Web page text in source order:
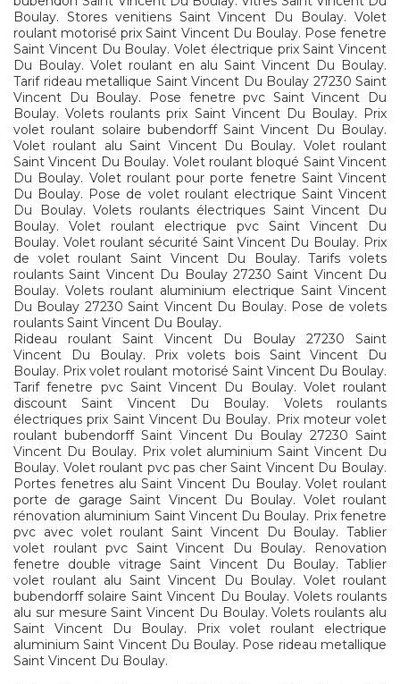
Boulay. Stores venitiens Saint Vincent Du Boulay. Volet
roulant motorisé prix Saint Vincent Du Boulay. Pose fenetre
Saint Vincent Du Boulay. Volet électrique prix Saint Vincent
Du Boulay. Volet roulant en alu Saint Vincent Du Boulay.
Tarif rideau metallique Saint Vincent Du Boulay 27230 Saint
Vincent Du Boulay. Pose fenetre pvc Saint Vincent Du
Boulay. Volets roulants prix Saint Vincent Du Boulay. Prix
volet roulant solaire bubendorff Saint Vincent Du Boulay.
Volet roulant alu Saint Vincent Du Boulay. Volet roulant
Saint Vincent Du Boulay. Volet roulant bloqué Saint Vincent
Du Boulay. Volet roulant pour porte fenetre Saint Vincent
Du Boulay. Pose de volet roulant electrique Saint Vincent
Du Boulay. Volets roulants électriques Saint Vincent Du
Boulay. Volet roulant electrique pvc Saint Vincent Du
Boulay. Volet roulant sécurité Saint Vincent Du Boulay. Prix
de volet roulant Saint Vincent Du Boulay. Tarifs volets
roulants Saint Vincent Du Boulay 27230 Saint Vincent Du
Boulay. Volets roulant aluminium electrique Saint Vincent
Du Boulay 27230 Saint Vincent Du Boulay. Pose de volets
roulants Saint Vincent Du Boulay.
Rideau roulant Saint Vincent Du Boulay 27230 Saint
Vincent Du Boulay. Prix volets bois Saint Vincent Du
Boulay. Prix volet roulant motorisé Saint Vincent Du Boulay.
Tarif fenetre pvc Saint Vincent Du Boulay. Volet roulant
discount Saint Vincent Du Boulay. Volets roulants
électriques prix Saint Vincent Du Boulay. Prix moteur volet
roulant bubendorff Saint Vincent Du Boulay 27230 Saint
Vincent Du Boulay. Prix volet aluminium Saint Vincent Du
Boulay. Volet roulant pvc pas cher Saint Vincent Du Boulay.
Portes fenetres alu Saint Vincent Du Boulay. Volet roulant
porte de garage Saint Vincent Du Boulay. Volet roulant
rénovation aluminium Saint Vincent Du Boulay. Prix fenetre
pvc avec volet roulant Saint Vincent Du Boulay. Tablier
volet roulant pvc Saint Vincent Du Boulay. Renovation
fenetre double vitrage Saint Vincent Du Boulay. Tablier
volet roulant alu Saint Vincent Du Boulay. Volet roulant
bubendorff solaire Saint Vincent Du Boulay. Volets roulants
alu sur mesure Saint Vincent Du Boulay. Volets roulants alu
Saint Vincent Du Boulay. Prix volet roulant electrique
aluminium Saint Vincent Du Boulay. Pose rideau metallique
Saint Vincent Du Boulay.